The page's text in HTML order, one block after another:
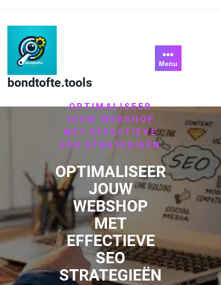
content
bondtofte.tools
Menu
HOME
OPTIMALISEER
JOUW WEBSHOP
MET EFFECTIEVE
SEO STRATEGIEËN
OPTIMALISEER
JOUW
WEBSHOP
MET
EFFECTIEVE
SEO
STRATEGIEËN